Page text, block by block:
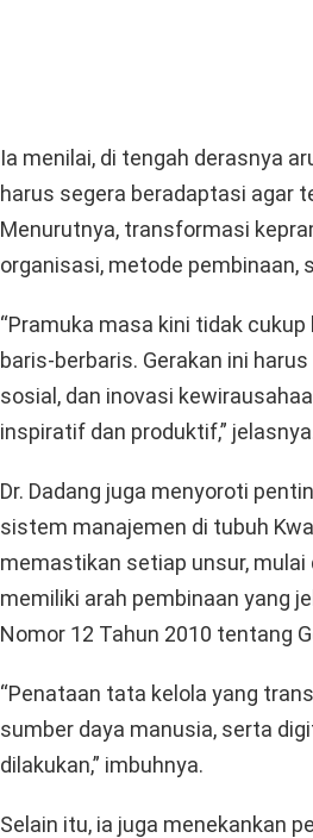
Ia menilai, di tengah derasnya
harus segera beradaptasi agar
Menurutnya, transformasi
organisasi, metode pembinaan,
“Pramuka masa kini tidak
baris-berbaris. Gerakan ini
sosial, dan inovasi
inspiratif dan produktif,”
Dr. Dadang juga menyoroti
sistem manajemen di tubuh
memastikan setiap unsur, mulai
memiliki arah pembinaan yang
Nomor 12 Tahun 2010 tentang
“Penataan tata kelola yang
sumber daya manusia, serta
dilakukan,” imbuhnya.
Selain itu, ia juga menekankan